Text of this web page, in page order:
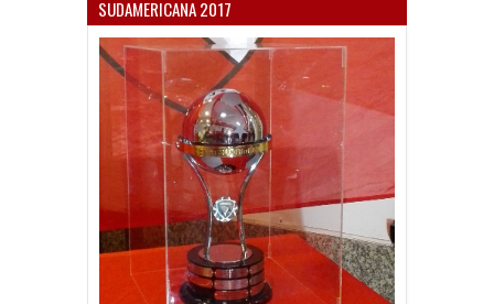
SUDAMERICANA 2017